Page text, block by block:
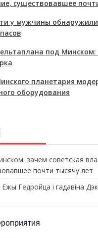
существовавшее
у мужчины
под Минском:
планетария
оборудования
зачем советская
почти тысячу лет
Гедройца і гадавіна